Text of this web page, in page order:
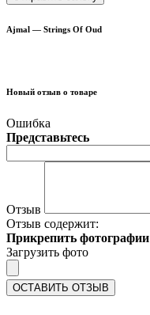
Ajmal — Strings Of Oud
Новый отзыв о товаре
Ошибка
Представьтесь
Отзыв
Отзыв содержит:
Прикрепить фотографии
Загрузить фото
ОСТАВИТЬ ОТЗЫВ